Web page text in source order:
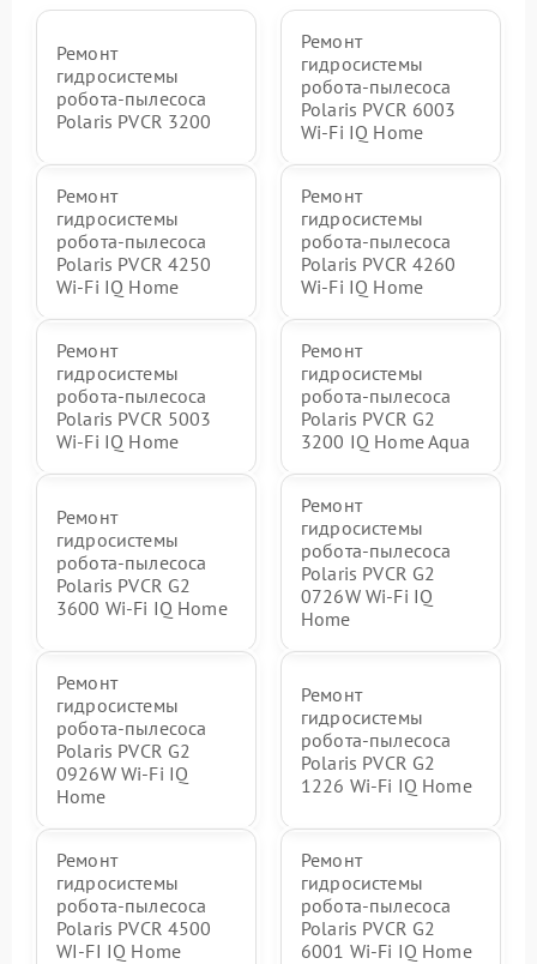
Ремонт
гидросистемы
робота-пылесоса
Polaris PVCR 3200
Ремонт
гидросистемы
робота-пылесоса
Polaris PVCR 6003
Wi-Fi IQ Home
Ремонт
гидросистемы
робота-пылесоса
Polaris PVCR 4250
Wi-Fi IQ Home
Ремонт
гидросистемы
робота-пылесоса
Polaris PVCR 4260
Wi-Fi IQ Home
Ремонт
гидросистемы
робота-пылесоса
Polaris PVCR 5003
Wi-Fi IQ Home
Ремонт
гидросистемы
робота-пылесоса
Polaris PVCR G2
3200 IQ Home Aqua
Ремонт
гидросистемы
робота-пылесоса
Polaris PVCR G2
3600 Wi-Fi IQ Home
Ремонт
гидросистемы
робота-пылесоса
Polaris PVCR G2
0726W Wi-Fi IQ
Home
Ремонт
гидросистемы
робота-пылесоса
Polaris PVCR G2
0926W Wi-Fi IQ
Home
Ремонт
гидросистемы
робота-пылесоса
Polaris PVCR G2
1226 Wi-Fi IQ Home
Ремонт
гидросистемы
робота-пылесоса
Polaris PVCR 4500
WI-FI IQ Home
Ремонт
гидросистемы
робота-пылесоса
Polaris PVCR G2
6001 Wi-Fi IQ Home